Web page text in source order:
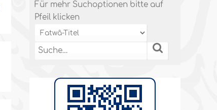
Für mehr Suchoptionen bitte auf
Pfeil klicken